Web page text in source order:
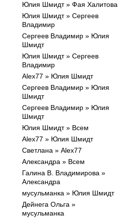
Юлия Шмидт » Фая Халитова
Юлия Шмидт » Сергеев
Владимир
Сергеев Владимир » Юлия
Шмидт
Юлия Шмидт » Сергеев
Владимир
Alex77 » Юлия Шмидт
Сергеев Владимир » Юлия
Шмидт
Сергеев Владимир » Юлия
Шмидт
Юлия Шмидт » Всем
Alex77 » Юлия Шмидт
Светлана » Alex77
Александра » Всем
Галина В. Владимирова »
Александра
мусульманка » Юлия Шмидт
Дейнега Ольга »
мусульманка